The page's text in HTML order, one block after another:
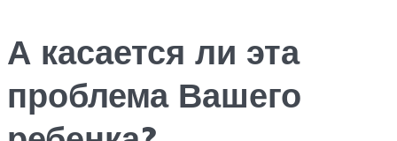
А касается ли эта
проблема Вашего